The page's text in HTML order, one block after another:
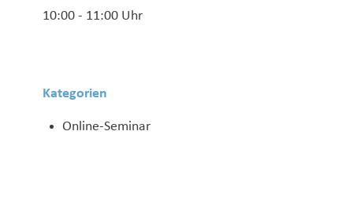
10:00 - 11:00 Uhr
Kategorien
Online-Seminar